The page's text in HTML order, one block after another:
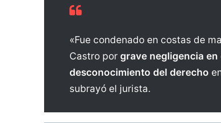
«Fue condenado en costas de
Castro por grave negligencia
desconocimiento del derecho
subrayó el jurista.